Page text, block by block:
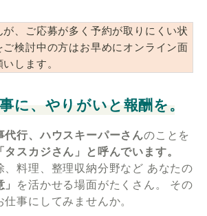
、ご応募が多く予約が取りにくい状
検討中の方はお早めにオンライン面
します。
に、やりがいと報酬を。
代行、ハウスキーパーさんのことを
「タスカジさん」と呼んでいます。
、料理、整理収納分野など あなたの
を活かせる場面がたくさん。
その
事にしてみませんか。